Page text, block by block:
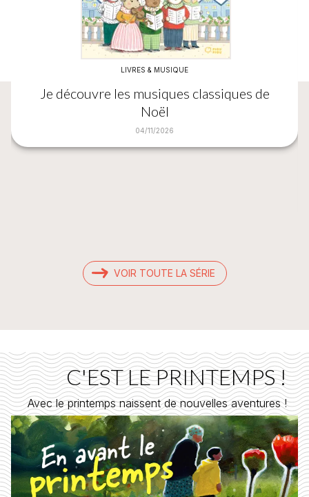
LIVRES & MUSIQUE
Je découvre les musiques classiques de
Noël
04/11/2026
VOIR TOUTE LA SÉRIE
C'EST LE PRINTEMPS !
Avec le printemps naissent de nouvelles aventures !